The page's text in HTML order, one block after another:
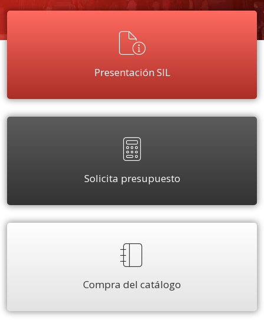
Presentación SIL
Solicita presupuesto
Compra del catálogo